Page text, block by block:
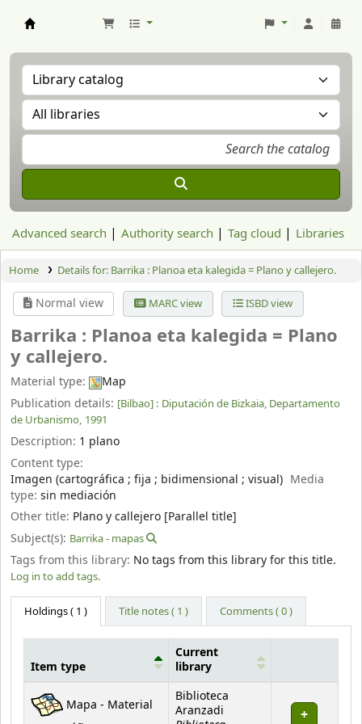
Advanced search Authority search Tag cloud Libraries
Home Details for: Barrika : Planoa eta kalegida = Plano y callejero.
Normal view MARC view ISBD view
Barrika : Planoa eta kalegida = Plano
y callejero.
Material type:
Map
Publication details: [Bilbao] : Diputación de Bizkaia, Departamento
de Urbanismo, 1991
Description: 1 plano
Content type:
Imagen (cartográfica ; fija ; bidimensional ; visual) Media
type: sin mediación
Other title: Plano y callejero [Parallel title]
Subject(s): Barrika - mapas
Tags from this library: No tags from this library for this title.
Log in to add tags.
Holdings( 1 ) Title notes ( 1 ) Comments ( 0 )
Holdings
Item type
Current
library
Mapa - Material
Biblioteca
Aranzadi